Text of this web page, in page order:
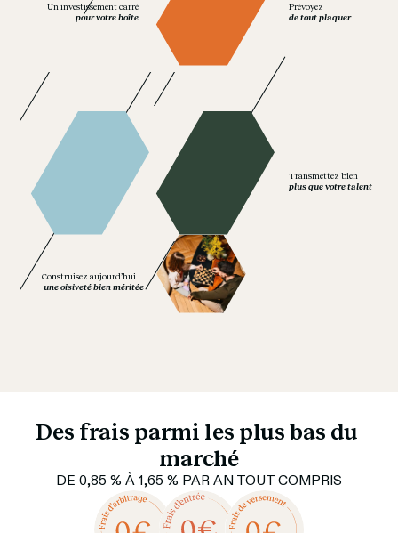
Un investissement carré
pour votre boîte
Prévoyez
de tout plaquer
Construisez aujourd’hui
une oisiveté bien méritée
Transmettez bien
plus que votre talent
Des frais parmi les plus bas du
marché
DE 0,85 % À 1,65 % PAR AN TOUT COMPRIS